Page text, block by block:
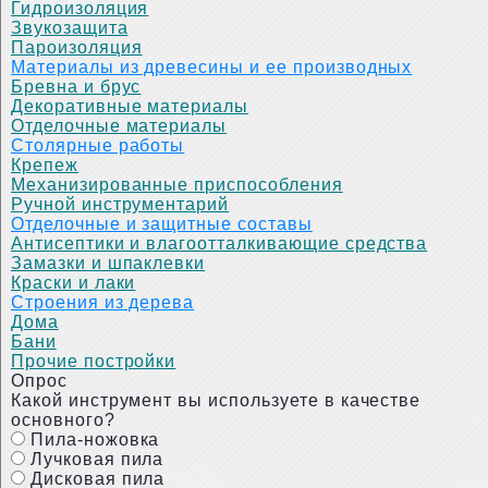
Гидроизоляция
Звукозащита
Пароизоляция
Материалы из древесины и ее производных
Бревна и брус
Декоративные материалы
Отделочные материалы
Столярные работы
Крепеж
Механизированные приспособления
Ручной инструментарий
Отделочные и защитные составы
Антисептики и влагоотталкивающие средства
Замазки и шпаклевки
Краски и лаки
Строения из дерева
Дома
Бани
Прочие постройки
Опрос
Какой инструмент вы используете в качестве
основного?
Пила-ножовка
Лучковая пила
Дисковая пила